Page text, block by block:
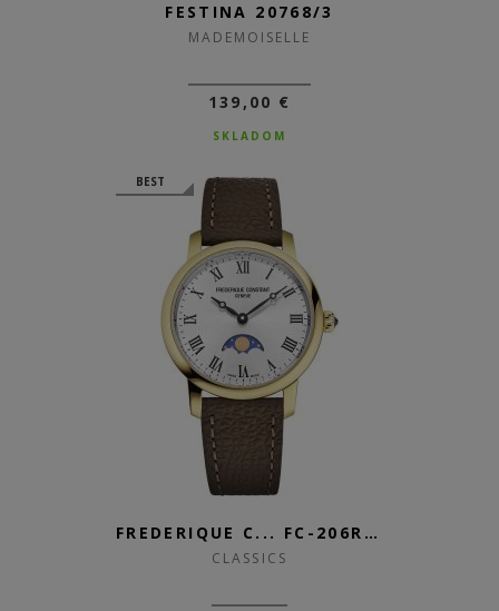
FESTINA 20768/3
MADEMOISELLE
139,00 €
SKLADOM
BEST
FREDERIQUE C... FC-206RS1S5
CLASSICS